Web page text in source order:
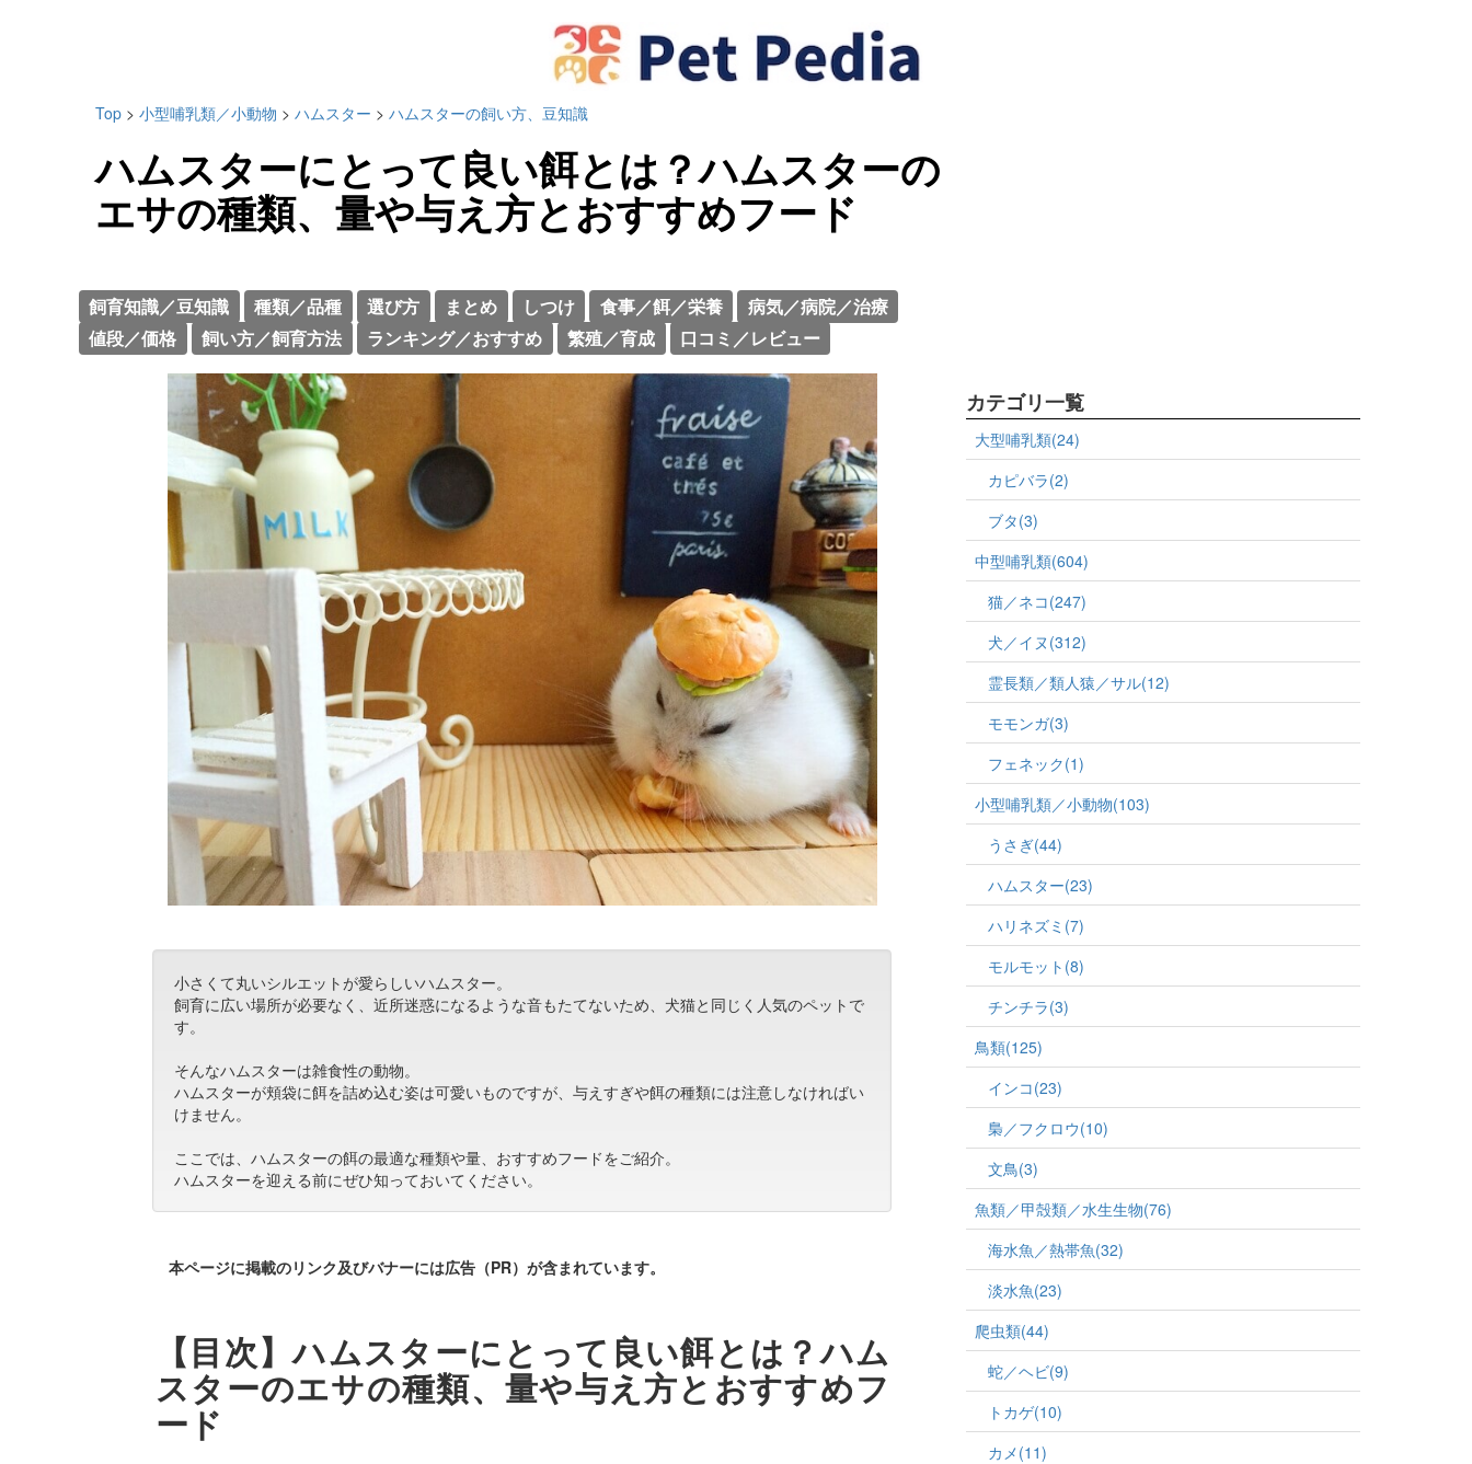
Top > 小型哺乳類／小動物 > ハムスター > ハムスターの飼い方、豆知識
ハムスターにとって良い餌とは？ハムスターの
エサの種類、量や与え方とおすすめフード
飼育知識／豆知識 種類／品種 選び方 まとめ しつけ 食事／餌／栄養
病気／病院／治療
値段／価格
飼い方／飼育方法 ランキング／おすすめ 繁殖／育成 口コミ／レビュー
小さくて丸いシルエットが愛らしいハムスター。
飼育に広い場所が必要なく、近所迷惑になるような音もたてないため、犬猫と同じく人気のペットで
す。
そんなハムスターは雑食性の動物。
ハムスターが頬袋に餌を詰め込む姿は可愛いものですが、与えすぎや餌の種類には注意しなければい
けません。
ここでは、ハムスターの餌の最適な種類や量、おすすめフードをご紹介。
ハムスターを迎える前にぜひ知っておいてください。
本ページに掲載のリンク及びバナーには広告（PR）が含まれています。
【目次】ハムスターにとって良い餌とは？ハム
スターのエサの種類、量や与え方とおすすめフ
ード
カテゴリ一覧
大型哺乳類(24)
カピバラ(2)
ブタ(3)
中型哺乳類(604)
猫／ネコ(247)
犬／イヌ(312)
霊長類／類人猿／サル(12)
モモンガ(3)
フェネック(1)
小型哺乳類／小動物(103)
うさぎ(44)
ハムスター(23)
ハリネズミ(7)
モルモット(8)
チンチラ(3)
鳥類(125)
インコ(23)
梟／フクロウ(10)
文鳥(3)
魚類／甲殻類／水生生物(76)
海水魚／熱帯魚(32)
淡水魚(23)
爬虫類(44)
蛇／ヘビ(9)
トカゲ(10)
カメ(11)